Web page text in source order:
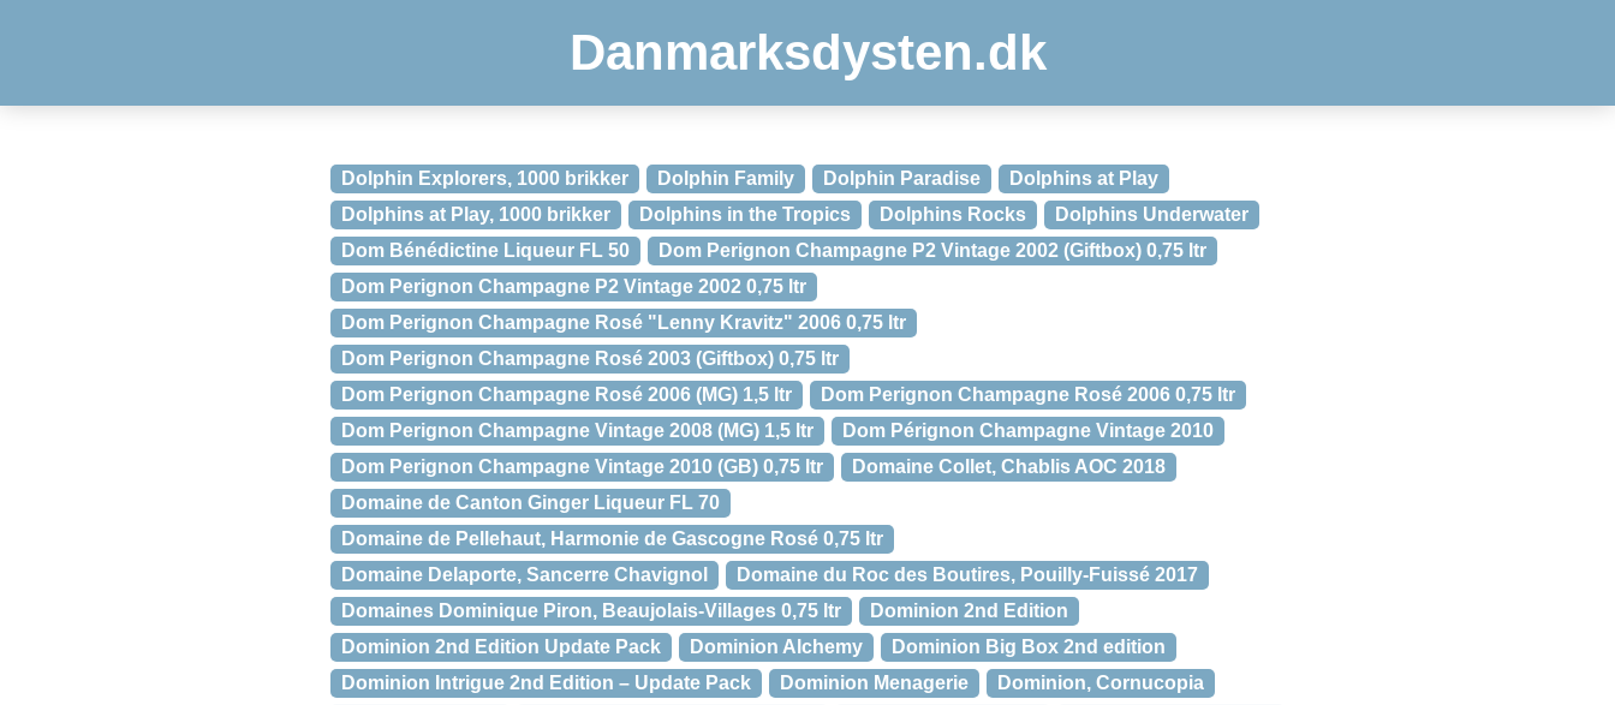
Danmarksdysten.dk
Dolphin Explorers, 1000 brikker Dolphin Family Dolphin Paradise
Dolphins at Play
Dolphins at Play, 1000 brikker
Dolphins in the Tropics Dolphins Rocks
Dolphins Underwater
Dom Bénédictine Liqueur FL 50
Dom Perignon Champagne P2 Vintage 2002 (Giftbox) 0,75 ltr
Dom Perignon Champagne P2 Vintage 2002 0,75 ltr
Dom Perignon Champagne Rosé "Lenny Kravitz" 2006 0,75 ltr
Dom Perignon Champagne Rosé 2003 (Giftbox) 0,75 ltr
Dom Perignon Champagne Rosé 2006 (MG) 1,5 ltr
Dom Perignon Champagne Rosé 2006 0,75 ltr
Dom Perignon Champagne Vintage 2008 (MG) 1,5 ltr
Dom Pérignon Champagne Vintage 2010
Dom Perignon Champagne Vintage 2010 (GB) 0,75 ltr
Domaine Collet, Chablis AOC 2018
Domaine de Canton Ginger Liqueur FL 70
Domaine de Pellehaut, Harmonie de Gascogne Rosé 0,75 ltr
Domaine Delaporte, Sancerre Chavignol
Domaine du Roc des Boutires, Pouilly-Fuissé 2017
Domaines Dominique Piron, Beaujolais-Villages 0,75 ltr
Dominion 2nd Edition
Dominion 2nd Edition Update Pack
Dominion Alchemy
Dominion Big Box 2nd edition
Dominion Intrigue 2nd Edition – Update Pack
Dominion Menagerie
Dominion, Cornucopia